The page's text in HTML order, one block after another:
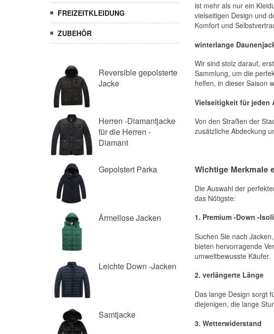
FREIZEITKLEIDUNG
ZUBEHÖR
Reversible gepolsterte
Jacke
Herren -Diamantjacke
für die Herren -
Diamant
Gepolstert Parka
Ärmellose Jacken
Leichte Down -Jacken
Samtjacke